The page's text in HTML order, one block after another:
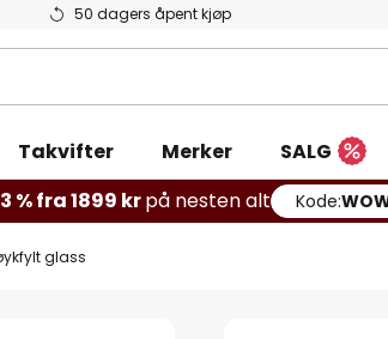
50 dagers åpent kjøp
Takvifter Merker
SALG
% fra 1899 krpå nesten alt Kode:
glass